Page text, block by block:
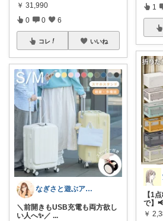
￥ 31,990
0 0 6
コレ いいね
なぎさと遊ぶアウトドア🌊🏕️
＼前開きもUSB充電も両方欲し
い人へ✨／ ...
1
【1
で】
￥